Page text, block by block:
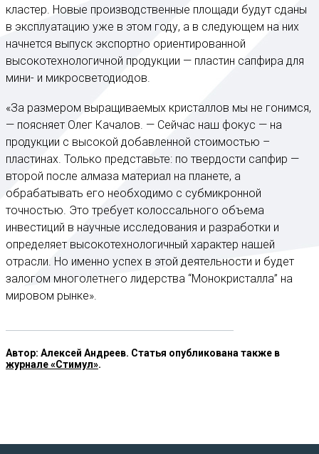
кластер. Новые производственные площади будут сданы
в эксплуатацию уже в этом году, а в следующем на них
начнется выпуск экспортно ориентированной
высокотехнологичной продукции — пластин сапфира для
мини- и микросветодиодов.
«За размером выращиваемых кристаллов мы не гонимся,
— поясняет Олег Качалов. — Сейчас наш фокус — на
продукции с высокой добавленной стоимостью –
пластинах. Только представьте: по твердости сапфир —
второй после алмаза материал на планете, а
обрабатывать его необходимо с субмикронной
точностью. Это требует колоссального объема
инвестиций в научные исследования и разработки и
определяет высокотехнологичный характер нашей
отрасли. Но именно успех в этой деятельности и будет
залогом многолетнего лидерства “Монокристалла” на
мировом рынке».
Автор: Алексей Андреев. Статья опубликована также в
журнале «Стимул».